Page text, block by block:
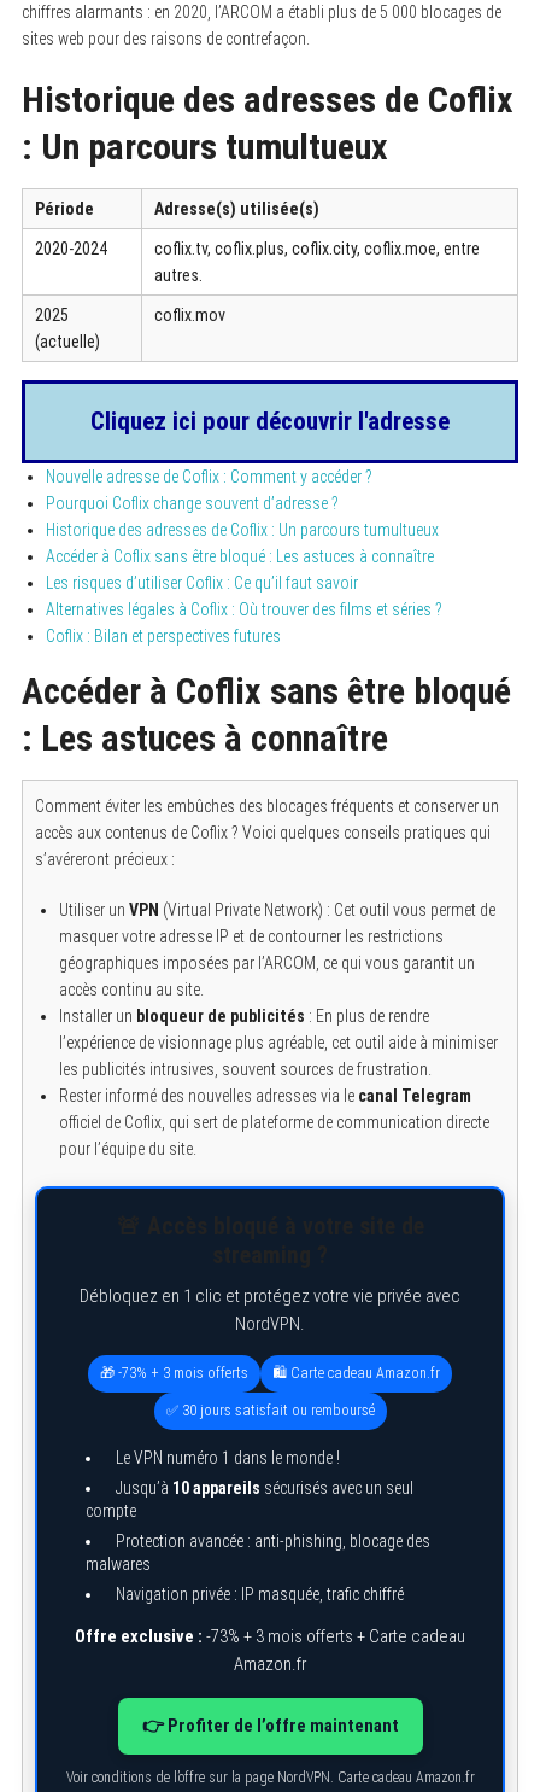
chiffres alarmants : en 2020, l’ARCOM a établi plus de 5 000 blocages de
sites web pour des raisons de contrefaçon.
Historique des adresses de Coflix
: Un parcours tumultueux
Période Adresse(s) utilisée(s)
2020-2024
coflix.tv, coflix.plus, coflix.city, coflix.moe, entre
autres.
2025
(actuelle)
coflix.mov
Cliquez ici pour découvrir l'adresse
Nouvelle adresse de Coflix : Comment y accéder ?
Pourquoi Coflix change souvent d’adresse ?
Historique des adresses de Coflix : Un parcours tumultueux
Accéder à Coflix sans être bloqué : Les astuces à connaître
Les risques d’utiliser Coflix : Ce qu’il faut savoir
Alternatives légales à Coflix : Où trouver des films et séries ?
Coflix : Bilan et perspectives futures
Accéder à Coflix sans être bloqué
: Les astuces à connaître
Comment éviter les embûches des blocages fréquents et conserver un
accès aux contenus de Coflix ? Voici quelques conseils pratiques qui
s’avéreront précieux :
Utiliser un VPN (Virtual Private Network) : Cet outil vous permet de
masquer votre adresse IP et de contourner les restrictions
géographiques imposées par l’ARCOM, ce qui vous garantit un
accès continu au site.
Installer un bloqueur de publicités : En plus de rendre
l’expérience de visionnage plus agréable, cet outil aide à minimiser
les publicités intrusives, souvent sources de frustration.
Rester informé des nouvelles adresses via le canal Telegram
officiel de Coflix, qui sert de plateforme de communication directe
pour l’équipe du site.
Débloquez en 1 clic et protégez votre vie privée avec
NordVPN.
🎁 -73% + 3 mois offerts 🛍️ Carte cadeau Amazon.fr
✅ 30 jours satisfait ou remboursé
Le VPN numéro 1 dans le monde !
Jusqu’à 10 appareils sécurisés avec un seul
compte
Protection avancée : anti-phishing, blocage des
malwares
Navigation privée : IP masquée, trafic chiffré
Offre exclusive : -73% + 3 mois offerts + Carte cadeau
Amazon.fr
👉 Profiter de l’offre maintenant
Voir conditions de l’offre sur la page NordVPN. Carte cadeau Amazon.fr